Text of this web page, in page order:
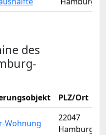
des
PLZ/Ort
Wohnung
22047
Hamburg